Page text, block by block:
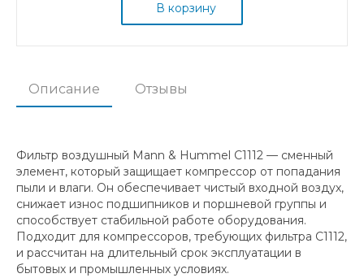
В корзину
Описание Отзывы
Фильтр воздушный Mann & Hummel C1112 — сменный
элемент, который защищает компрессор от попадания
пыли и влаги. Он обеспечивает чистый входной воздух,
снижает износ подшипников и поршневой группы и
способствует стабильной работе оборудования.
Подходит для компрессоров, требующих фильтра C1112,
и рассчитан на длительный срок эксплуатации в
бытовых и промышленных условиях.